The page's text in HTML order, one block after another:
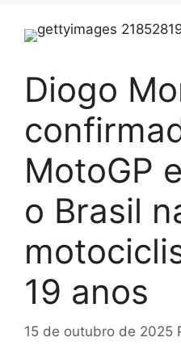
Diogo
MotoGP
o Brasil
19 anos
15 de outubro de 2025